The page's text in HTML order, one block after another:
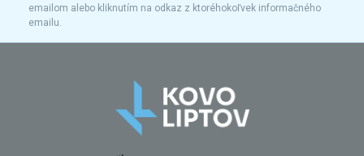
emailom alebo kliknutím na odkaz z ktoréhokoľvek informačného
emailu.